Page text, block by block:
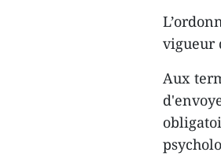
vigueur
Aux